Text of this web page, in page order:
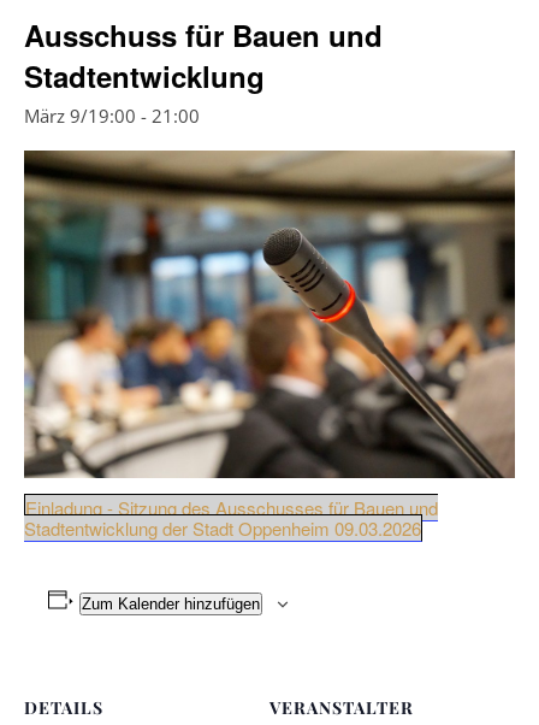
Ausschuss für Bauen und
Stadtentwicklung
März 9/19:00 - 21:00
Einladung - Sitzung des Ausschusses für Bauen und
Stadtentwicklung der Stadt Oppenheim 09.03.2026
Zum Kalender hinzufügen
DETAILS VERANSTALTER